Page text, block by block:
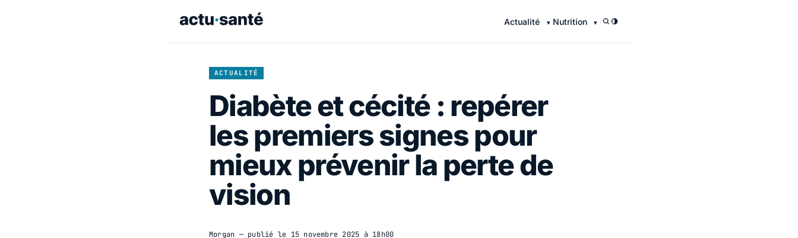
Actualité Nutrition /
ACTUALITÉ
Diabète et cécité : repérer
les premiers signes pour
mieux prévenir la perte de
vision
Morgan — publié le 15 novembre 2025 à 18h00